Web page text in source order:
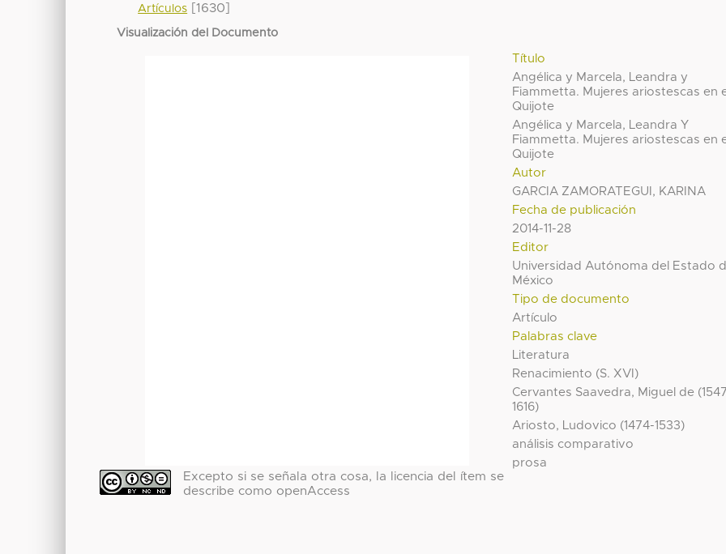
Artículos [1630]
Visualización del Documento
Título
Angélica y Marcela, Leandra y
Fiammetta. Mujeres ariostescas en
Quijote
Angélica y Marcela, Leandra Y
Fiammetta. Mujeres ariostescas en
Quijote
Autor
GARCIA ZAMORATEGUI, KARINA
Fecha de publicación
2014-11-28
Editor
Universidad Autónoma del Estado
México
Tipo de documento
Artículo
Palabras clave
Literatura
Renacimiento (S. XVI)
Cervantes Saavedra, Miguel de
1616)
Ariosto, Ludovico (1474-1533)
análisis comparativo
prosa
Excepto si se señala otra cosa, la licencia del ítem se
describe como openAccess